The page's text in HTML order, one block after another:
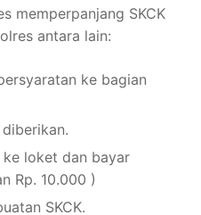
memperpanjang SKCK
antara lain:
ke bagian
loket dan bayar
Rp. 10.000 )
SKCK.